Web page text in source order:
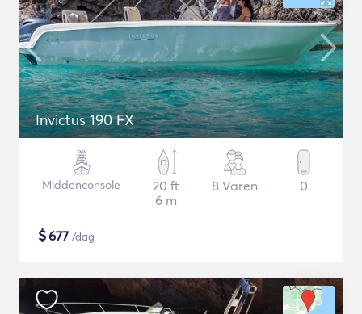
Invictus 190 FX
Middenconsole
20 ft
6 m
8 Varen 0
$677 /dag